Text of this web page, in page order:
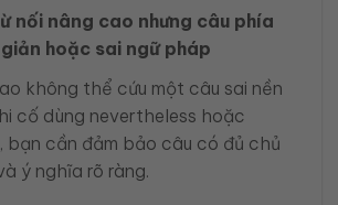
nối nâng cao nhưng câu phía
hoặc sai ngữ pháp
không thể cứu một câu sai nền
cố dùng nevertheless hoặc
bạn cần đảm bảo câu có đủ chủ
ý nghĩa rõ ràng.